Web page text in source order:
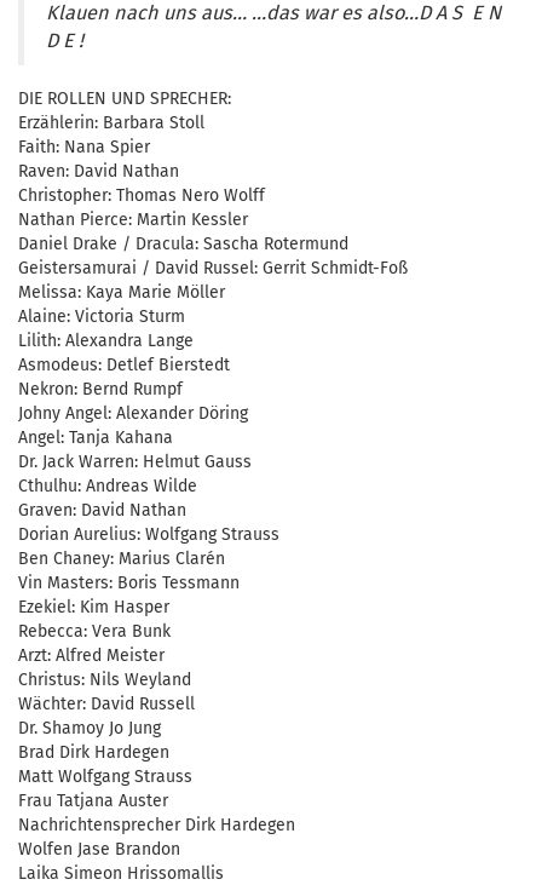
Klauen nach uns aus… …das war es also…D A S E N
D E !
DIE ROLLEN UND SPRECHER:
Erzählerin: Barbara Stoll
Faith: Nana Spier
Raven: David Nathan
Christopher: Thomas Nero Wolff
Nathan Pierce: Martin Kessler
Daniel Drake / Dracula: Sascha Rotermund
Geistersamurai / David Russel: Gerrit Schmidt-Foß
Melissa: Kaya Marie Möller
Alaine: Victoria Sturm
Lilith: Alexandra Lange
Asmodeus: Detlef Bierstedt
Nekron: Bernd Rumpf
Johny Angel: Alexander Döring
Angel: Tanja Kahana
Dr. Jack Warren: Helmut Gauss
Cthulhu: Andreas Wilde
Graven: David Nathan
Dorian Aurelius: Wolfgang Strauss
Ben Chaney: Marius Clarén
Vin Masters: Boris Tessmann
Ezekiel: Kim Hasper
Rebecca: Vera Bunk
Arzt: Alfred Meister
Christus: Nils Weyland
Wächter: David Russell
Dr. Shamoy Jo Jung
Brad Dirk Hardegen
Matt Wolfgang Strauss
Frau Tatjana Auster
Nachrichtensprecher Dirk Hardegen
Wolfen Jase Brandon
Laika Simeon Hrissomallis